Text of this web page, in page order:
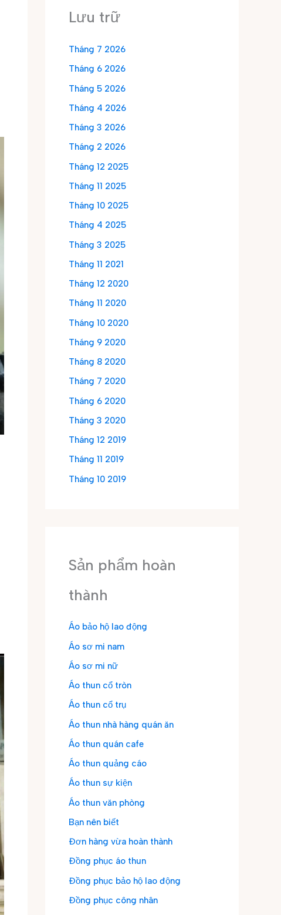
Lưu trữ
Tháng 7 2026
Tháng 6 2026
Tháng 5 2026
Tháng 4 2026
Tháng 3 2026
Tháng 2 2026
Tháng 12 2025
Tháng 11 2025
Tháng 10 2025
Tháng 4 2025
Tháng 3 2025
Tháng 11 2021
Tháng 12 2020
Tháng 11 2020
Tháng 10 2020
Tháng 9 2020
Tháng 8 2020
Tháng 7 2020
Tháng 6 2020
Tháng 3 2020
Tháng 12 2019
Tháng 11 2019
Tháng 10 2019
Sản phẩm hoàn
thành
Áo bảo hộ lao động
Áo sơ mi nam
Áo sơ mi nữ
Áo thun cổ tròn
Áo thun cổ trụ
Áo thun nhà hàng quán ăn
Áo thun quán cafe
Áo thun quảng cáo
Áo thun sự kiện
Áo thun văn phòng
Bạn nên biết
Đơn hàng vừa hoàn thành
Đồng phục áo thun
Đồng phục bảo hộ lao động
Đồng phục công nhân